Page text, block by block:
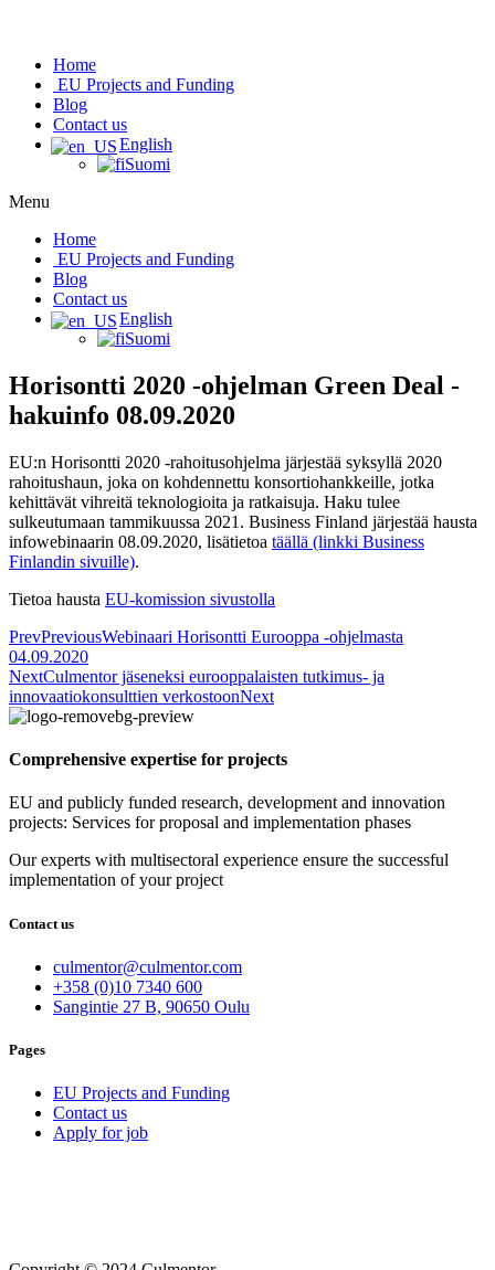
Home
EU Projects and Funding
Blog
Contact us
English
Suomi
Menu
Home
EU Projects and Funding
Blog
Contact us
English
Suomi
Horisontti 2020 -ohjelman Green Deal -
hakuinfo 08.09.2020
EU:n Horisontti 2020 -rahoitusohjelma järjestää syksyllä 2020
rahoitushaun, joka on kohdennettu konsortiohankkeille, jotka
kehittävät vihreitä teknologioita ja ratkaisuja. Haku tulee
sulkeutumaan tammikuussa 2021. Business Finland järjestää hausta
infowebinaarin 08.09.2020, lisätietoa täällä (linkki Business
Finlandin sivuille).
Tietoa hausta EU-komission sivustolla
PrevPreviousWebinaari Horisontti Eurooppa -ohjelmasta
04.09.2020
NextCulmentor jäseneksi eurooppalaisten tutkimus- ja
innovaatiokonsulttien verkostoonNext
Comprehensive expertise for projects
EU and publicly funded research, development and innovation
projects: Services for proposal and implementation phases
Our experts with multisectoral experience ensure the successful
implementation of your project
Contact us
culmentor@culmentor.com
+358 (0)10 7340 600
Sangintie 27 B, 90650 Oulu
Pages
EU Projects and Funding
Contact us
Apply for job